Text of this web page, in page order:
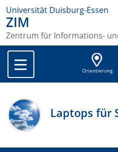
Universität Duisburg-Essen
ZIM
Zentrum für Informations-
Orientierung
Laptops für